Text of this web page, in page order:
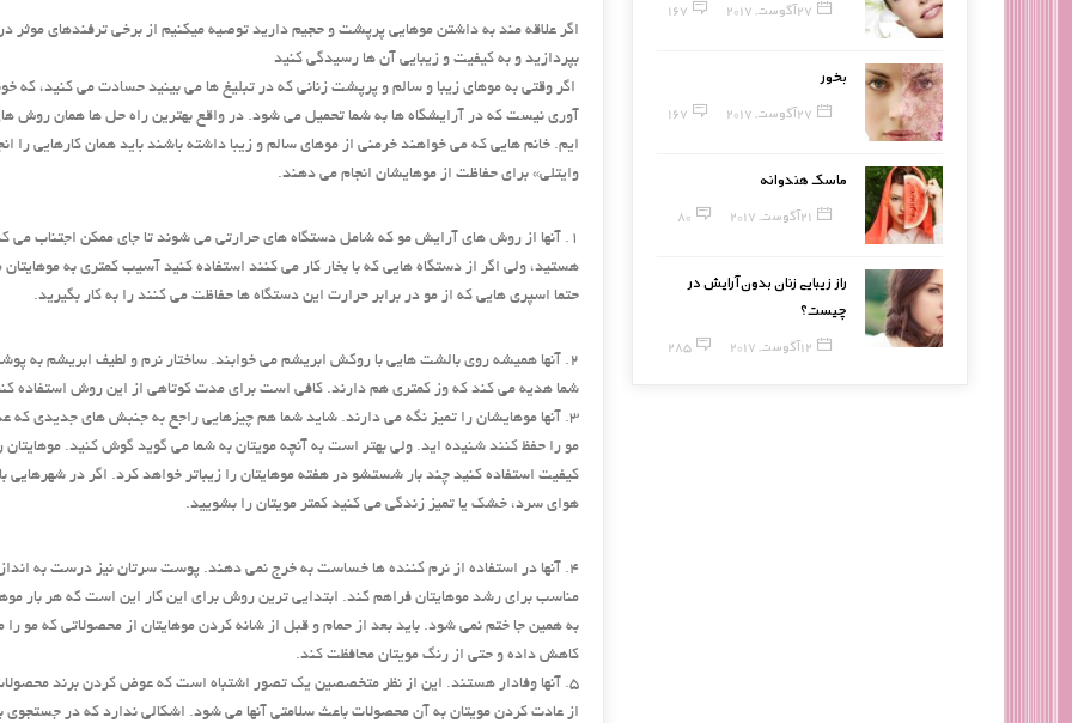
اگر علاقه مند به داشتن موهایی پرپشت و حجیم دارید توصیه میکنیم از برخی ترفندهای موثر
بپردازید و به کیفیت و زیبایی آن ها رسیدگی کنید
اگر وقتی به موهای زیبا و سالم و پرپشت زنانی که در تبلیغ ها می بینید حسادت می کنید، که
آوری نیست که در آرایشگاه ها به شما تحمیل می شود. در واقع بهترین راه حل ها همان روش
ایم. خانم هایی که می خواهند خرمنی از موهای سالم و زیبا داشته باشند باید همان کارهایی را
وایتلی» برای حفاظت از موهایشان انجام می دهند.
1. آنها از روش های آرایش مو که شامل دستگاه های حرارتی می شوند تا جای ممکن اجتناب
هستید، ولی اگر از دستگاه هایی که با بخار کار می کنند استفاده کنید آسیب کمتری به
حتما اسپری هایی که از مو در برابر حرارت این دستگاه ها حفاظت می کنند را به کار بگیرید.
2. آنها همیشه روی بالشت هایی با روکش ابریشم می خوابند. ساختار نرم و لطیف ابریشم به
شما هدیه می کند که وز کمتری هم دارند. کافی است برای مدت کوتاهی از این روش استفاده
3. آنها موهایشان را تمیز نگه می دارند. شاید شما هم چیزهایی راجع به جنبش های جدیدی که
مو را حفظ کنند شنیده اید. ولی بهتر است به آنچه مویتان به شما می گوید گوش کنید. موهایتان
کیفیت استفاده کنید چند بار شستشو در هفته موهایتان را زیباتر خواهد کرد. اگر در شهرهایی
هوای سرد، خشک یا تمیز زندگی می کنید کمتر مویتان را بشویید.
4. آنها در استفاده از نرم کننده ها خساست به خرج نمی دهند. پوست سرتان نیز درست به
مناسب برای رشد موهایتان فراهم کند. ابتدایی ترین روش برای این کار این است که هر بار
به همین جا ختم نمی شود. باید بعد از حمام و قبل از شانه کردن موهایتان از محصولاتی که مو
کاهش داده و حتی از رنگ مویتان محافظت کند.
5. آنها وفادار هستند. این از نظر متخصصین یک تصور اشتباه است که عوض کردن برند
از عادت کردن مویتان به آن محصولات باعث سلامتی آنها می شود. اشکالی ندارد که در جستجوی
27 آگوست, 2017 167
بخور
27 آگوست, 2017 167
ماسک هندوانه
21 آگوست, 2017 80
راز زیبایی زنان بدون آرایش در
چیست؟
12 آگوست, 2017 285